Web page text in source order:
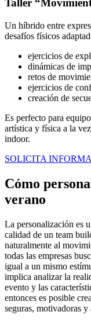
Taller
Un híbrido entre
desafíos físicos
ejercicios de
dinámicas de
retos de
ejercicios de
creación de
Es perfecto para
artística y física a la
indoor.
SOLICITA
Cómo
verano
La personalización es
calidad de un team
naturalmente al
todas las empresas
igual a un mismo
implica analizar la
evento y las
entonces es posible
seguras, motivadoras